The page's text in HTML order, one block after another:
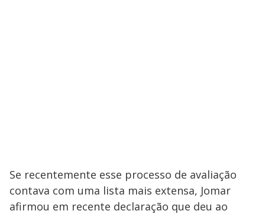
Se recentemente esse processo de avaliação
contava com uma lista mais extensa, Jomar
afirmou em recente declaração que deu ao